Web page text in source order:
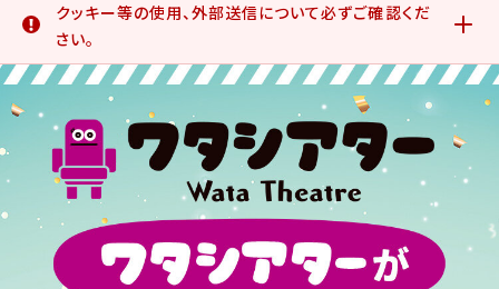
格改定を実施いたしました。
詳細はこちら
クッキー等の使用、外部送信について必ずご確認くだ
さい。
イオンシネマ公式アプリをご利用のお客さま
公式アプリでは、サービスの利用状況分析やお客さまの体験
を向上させるためにクッキー等を使用しています。このままご
利用になる場合、クッキー等の使用に同意したことになりま
す。詳しくは、サイトポリシーをご覧ください。
詳細はこちら